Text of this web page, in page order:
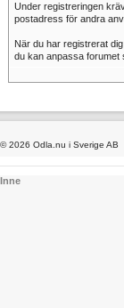
Under registreringen
postadress för andra
När du har registrerat
du kan anpassa forumet
© 2026 Odla.nu i Sverige AB
Inne